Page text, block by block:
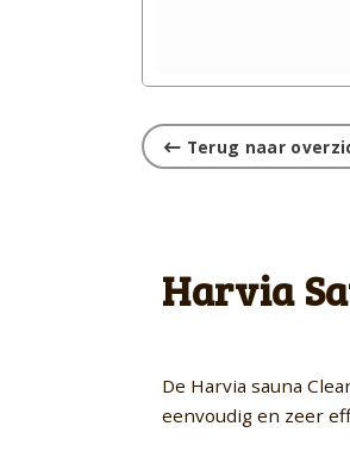
Terug naar
Harvia
De Harvia sauna
eenvoudig en zeer